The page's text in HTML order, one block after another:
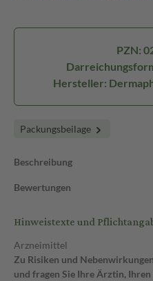
PZN:
Hersteller:
Packungsbeilage
Beschreibung
Bewertungen
Hinweistexte und
Arzneimittel
Zu Risiken und
und fragen Sie Ihre Ärztin,